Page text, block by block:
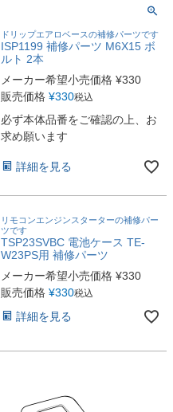
ドリップエアロベースの補修パーツです
ISP1199 補修パーツ M6X15 ボ
ルト 2本
メーカー希望小売価格 ¥330
販売価格 ¥330税込
必ず本体品番をご確認の上、お
求め願います
詳細を見る
リモコンエンジンスターターの補修パー
ツです
TSP23SVBC 電池ケース TE-
W23PS用 補修パーツ
メーカー希望小売価格 ¥330
販売価格 ¥330税込
詳細を見る